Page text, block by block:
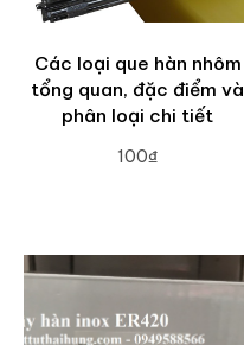
Các loại que hàn nhôm
tổng quan, đặc điểm và
phân loại chi tiết
100₫